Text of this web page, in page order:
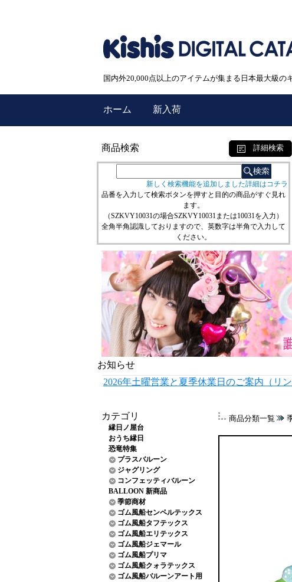
国内外20,000点以上のアイテムが集まる日本最大級の
ホーム 新入荷
商品検索 詳細検索
新しく検索機能を追加しました詳細はコチラ
品番を入力して検索ボタンを押すと目的の商品がすぐ見れ
ます。
（SZKVY10031の場合SZKVY10031または10031を入力）
全角半角認識しておりますので、英数字は半角で入力して
ください。
お知らせ
2026年土曜営業と夏季休業日のご案内（リン
カテゴリ
縁日ノ屋台
おうち縁日
恐竜特集
プラスバルーン
ジャグリング
コンフェッティバルーン
BALLOON 新商品
季節商材
ゴム風船センペルテックス
ゴム風船タフテックス
ゴム風船エリテックス
ゴム風船ジェマール
ゴム風船プリマ
ゴム風船クォラテックス
ゴム風船バルーンアート用
商品分類一覧